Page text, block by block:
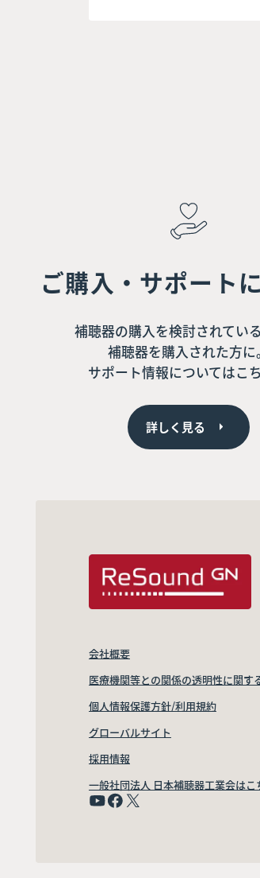
ご購入・サポート
補聴器の購入を検討されている
補聴器を購入された方に。
サポート情報についてはこち
詳しく見る
会社概要
医療機関等との関係の透明性に関す
個人情報保護方針/利用規約
グローバルサイト
採用情報
一般社団法人 日本補聴器工業会はこ